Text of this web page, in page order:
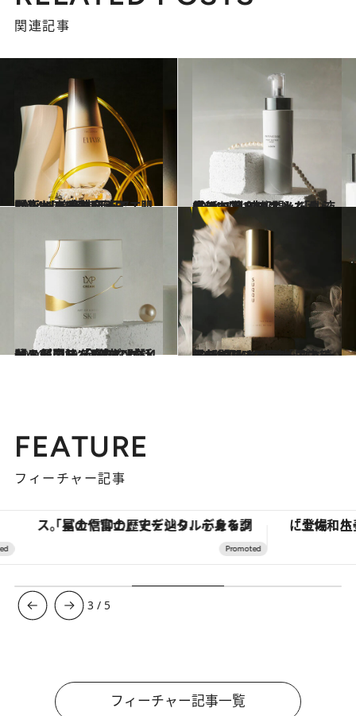
関連記事
2024.12.10
最新ベストコスメ2024【美容液部門】“UNDER1万円”エリクシールの美容液で、肌が変わる感動を！
ビューティ＆ヘルス 2024.12.10
最新ベストコスメ2024【乳液部門】「乳液だけで驚きのふっくら感！」アルビオンだから生まれた1本
ビューティ＆ヘルス
2024.12.10
ベストコスメ2024【クリーム部門】「奇跡の成分」ピテラを8倍も！ SK-Ⅱの最高峰“金継ぎ”が話題
ビューティ＆ヘルス 2024.12.9
最新ベストコスメ2024【メイクアップベース部門】まるで「エステ帰りの肌！」が一日中続くSUQQUの下地
ビューティ＆ヘルス
FEATURE
フィーチャー記事
「星のや富士」でデジタルデトックス。冨士信仰の歴史を辿り、心身を調える。
3 / 5
フィーチャー記事一覧